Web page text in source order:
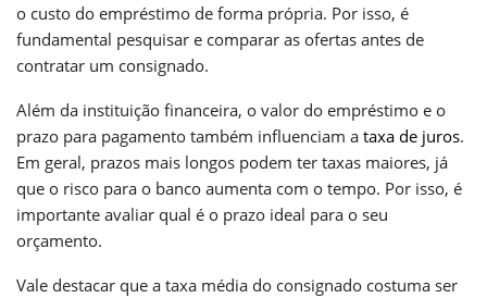
o custo do empréstimo de forma própria. Por isso, é
fundamental pesquisar e comparar as ofertas antes de
contratar um consignado.
Além da instituição financeira, o valor do empréstimo e o
prazo para pagamento também influenciam a taxa de juros.
Em geral, prazos mais longos podem ter taxas maiores, já
que o risco para o banco aumenta com o tempo. Por isso, é
importante avaliar qual é o prazo ideal para o seu
orçamento.
Vale destacar que a taxa média do consignado costuma ser